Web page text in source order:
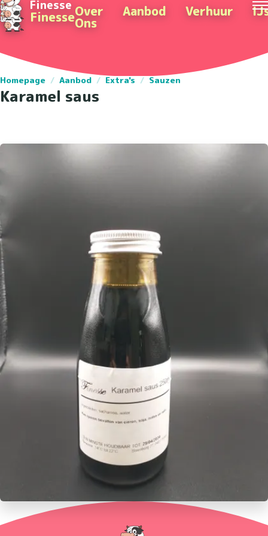
Finesse
FinesseOver
Ons
Aanbod Verhuur
Homepage / Aanbod / Extra's / Sauzen
Karamel saus